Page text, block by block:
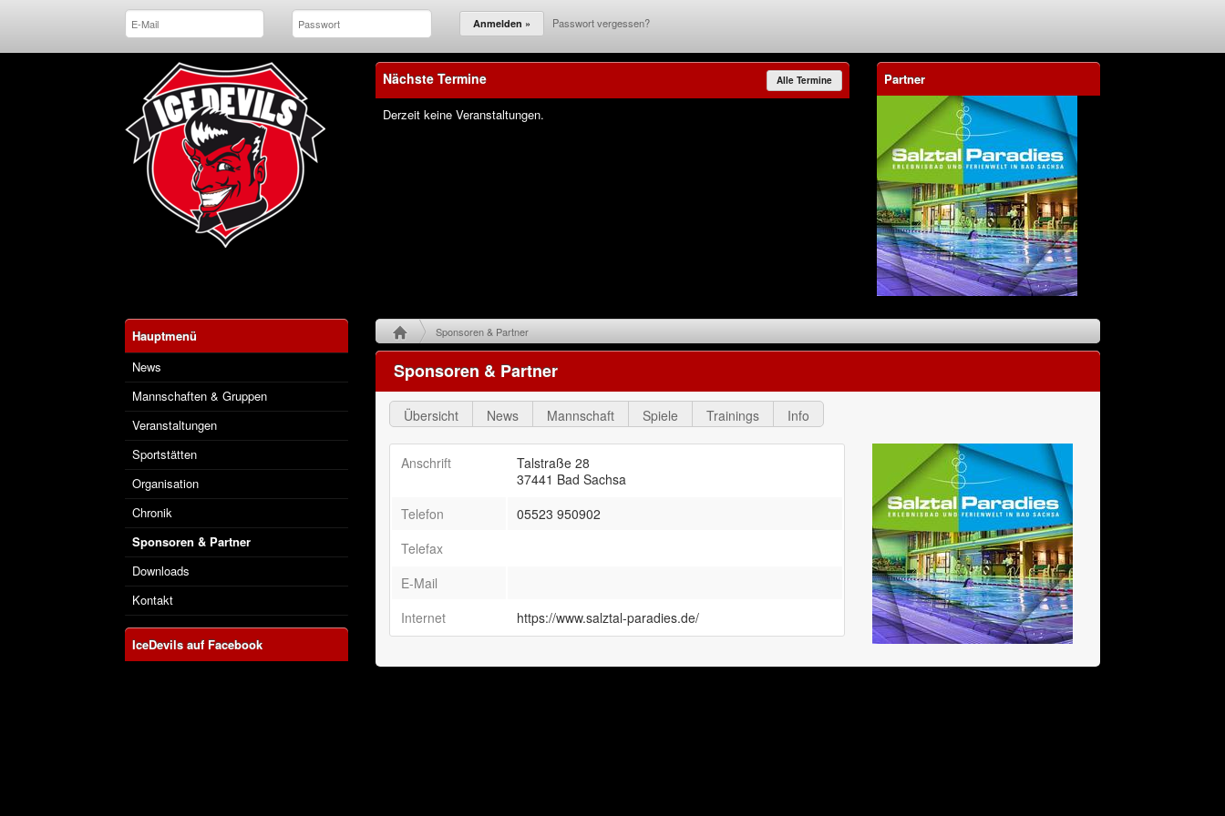
Passwort vergessen?
Nächste Termine Alle Termine
Derzeit keine Veranstaltungen.
Partner
Sponsoren & Partner
Sponsoren & Partner
Übersicht News Mannschaft Spiele Trainings Info
Anschrift
Talstraße 28
37441 Bad Sachsa
Telefon
05523 950902
Telefax
E-Mail
Internet
https://www.salztal-paradies.de/
Hauptmenü
News
Mannschaften & Gruppen
Veranstaltungen
Sportstätten
Organisation
Chronik
Sponsoren & Partner
Downloads
Kontakt
IceDevils auf Facebook